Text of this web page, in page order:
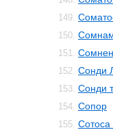
149.
150.
151.
152. Сонди
153. Сонди
154. Сопор
155.